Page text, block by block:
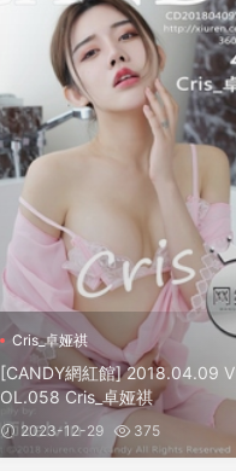
Cris_卓娅祺
[CANDY網紅館] 2018.04.09 V
OL.058 Cris_卓娅祺
2023-12-29 375